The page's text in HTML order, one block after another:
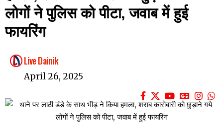
लोगों ने पुलिस को पीटा, जवाब में हुई
फायरिंग
Live Dainik
April 26, 2025